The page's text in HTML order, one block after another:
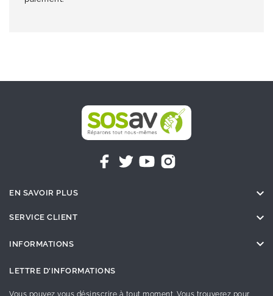
EN SAVOIR PLUS 
SERVICE CLIENT 
INFORMATIONS 
LETTRE D'INFORMATIONS
Vous pouvez vous désinscrire à tout moment. Vous trouverez pour